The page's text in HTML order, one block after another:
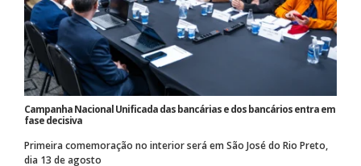
Campanha Nacional Unificada das bancárias e dos bancários entra em
fase decisiva
Primeira comemoração no interior será em São José do Rio Preto,
dia 13 de agosto